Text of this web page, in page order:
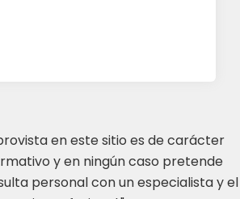
en este sitio es de carácter
y en ningún caso pretende
personal con un especialista y el